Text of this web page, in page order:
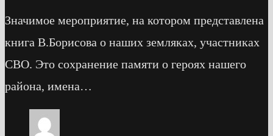
Значимое мероприятие, на котором представлена
книга В.Борисова о наших земляках, участниках
СВО. Это сохранение памяти о героях нашего
района, имена…